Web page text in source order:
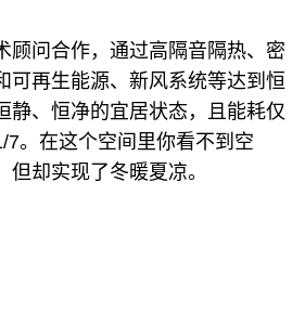
顾问合作，通过高隔音隔热、密
可再生能源、新风系统等达到恒
静、恒净的宜居状态，且能耗仅
7。在这个空间里你看不到空
却实现了冬暖夏凉。